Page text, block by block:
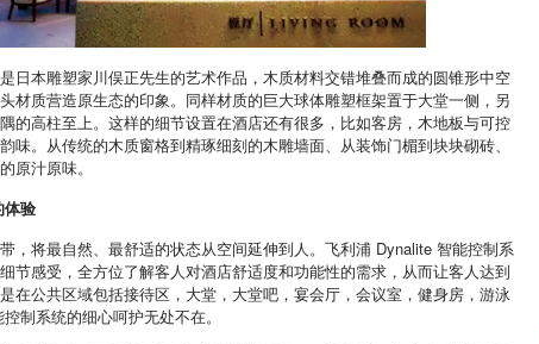
日本雕塑家川俣正先生的艺术作品，木质材料交错堆叠而成的圆锥形中空
材质营造原生态的印象。同样材质的巨大球体雕塑框架置于大堂一侧，另
的高柱至上。这样的细节设置在酒店还有很多，比如客房，木地板与可控
味。从传统的木质窗格到精琢细刻的木雕墙面、从装饰门楣到块块砌砖、
原汁原味。
体验
，将最自然、最舒适的状态从空间延伸到人。飞利浦 Dynalite 智能控制系
节感受，全方位了解客人对酒店舒适度和功能性的需求，从而让客人达到
在公共区域包括接待区，大堂，大堂吧，宴会厅，会议室，健身房，游泳
制系统的细心呵护无处不在。